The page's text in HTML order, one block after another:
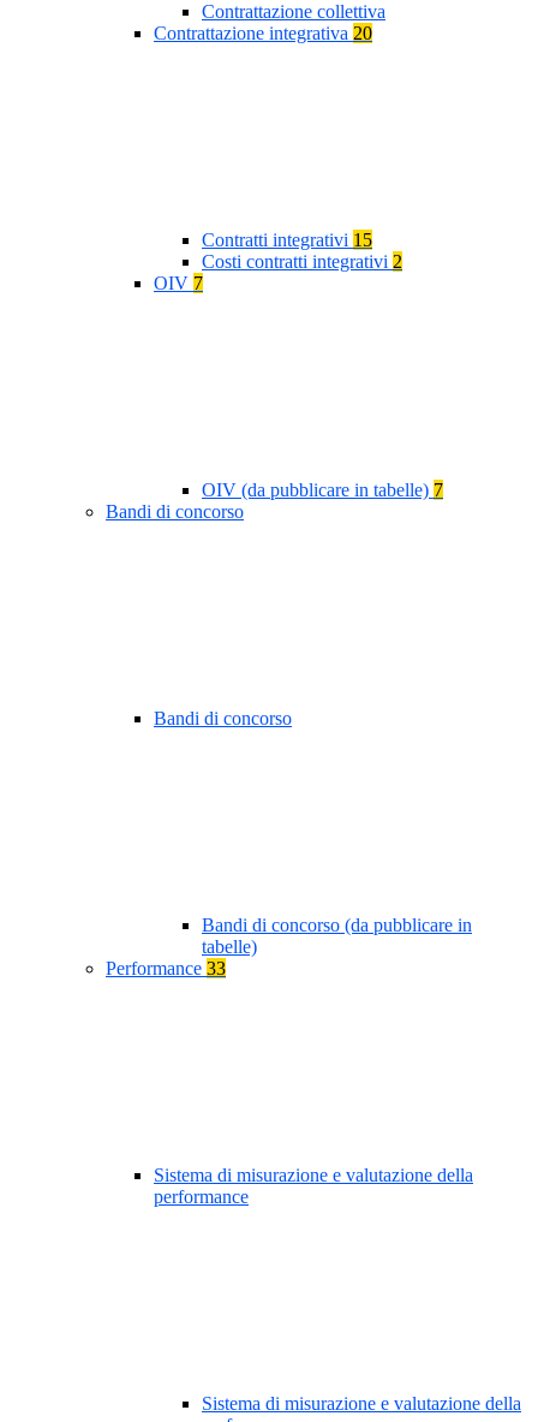
Contrattazione collettiva
Contrattazione integrativa 20
Contratti integrativi 15
Costi contratti integrativi 2
OIV 7
OIV (da pubblicare in tabelle) 7
Bandi di concorso
Bandi di concorso
Bandi di concorso (da pubblicare in
tabelle)
Performance 33
Sistema di misurazione e valutazione della
performance
Sistema di misurazione e valutazione della